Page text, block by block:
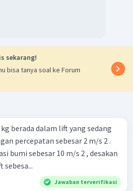
sekarang!
bisa tanya soal ke Forum
berada dalam lift yang sedang
percepatan sebesar 2 m/s 2 .
bumi sebesar 10 m/s 2 , desakan
sebesa...
Jawaban terverifikasi